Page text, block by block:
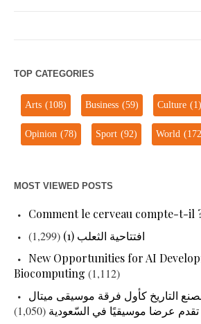
TOP CATEGORIES
Arts(108) Business(59) Culture(1)
Opinion(78) Sport(92) World
MOST VIEWED POSTS
Comment le cerveau compte-t-il
افتتاحية الثعلب (1)
(1,299)
New Opportunities for AI
Biocomputing (1,112)
لصنع التاريخ كأول فرقة موسيقى ميتال
تقدم عرضا موسيقيًا في السّعودية (1,050)